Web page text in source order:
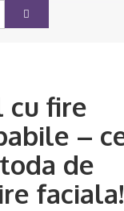
cu fire
–
de
faciala!